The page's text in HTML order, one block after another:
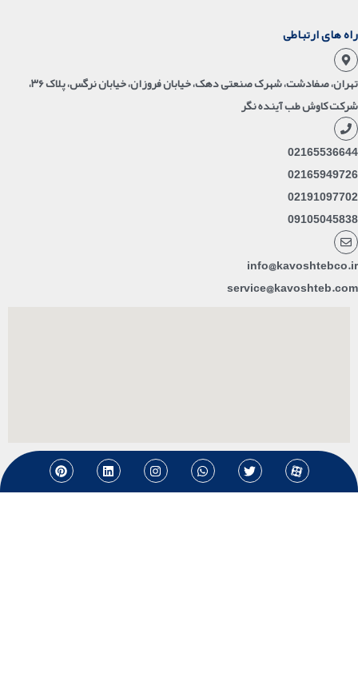
راه های ارتباطی
تهران، صفادشت، شهرک صنعتی دهک، خیابان فروزان، خیابان نرگس، پلاک ۳۶،
شرکت کاوش طب آینده نگر
02165536644
02165949726
02191097702
09105045838
info@kavoshtebco.ir
service@kavoshteb.com